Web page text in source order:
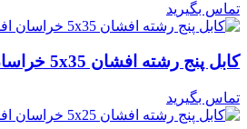
تماس بگیرید
کابل پنج رشته افشان 5x35 خراسان افشار نژاد
تماس بگیرید